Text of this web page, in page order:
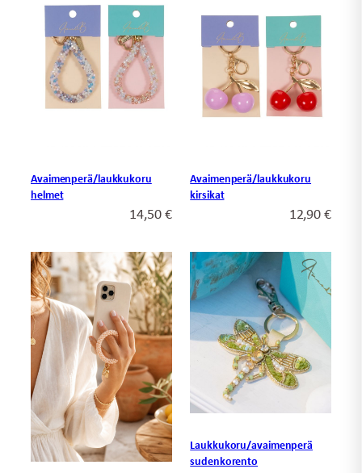
Avaimenperä/laukkukoru
helmet
14,50€
Avaimenperä/laukkukoru
kirsikat
12,90€
Laukkukoru/avaimenperä
sudenkorento